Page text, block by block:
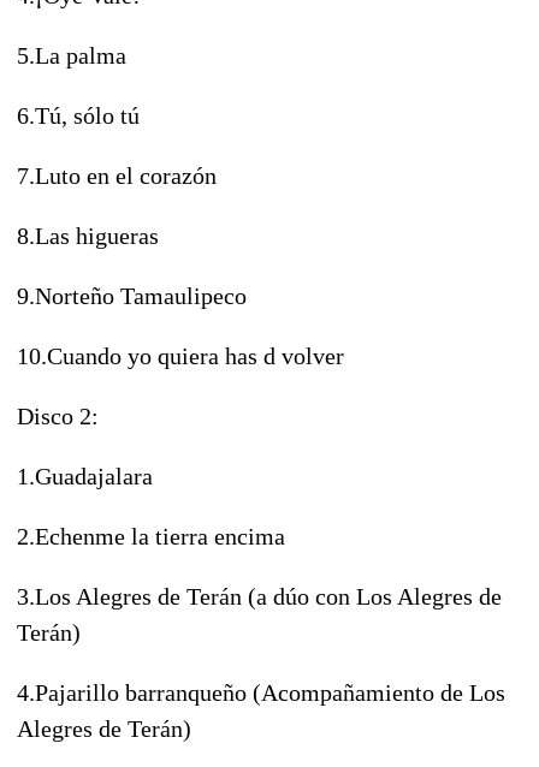
5.La palma
6.Tú, sólo tú
7.Luto en el corazón
8.Las higueras
9.Norteño Tamaulipeco
10.Cuando yo quiera has d volver
Disco 2:
1.Guadajalara
2.Echenme la tierra encima
3.Los Alegres de Terán (a dúo con Los Alegres de
Terán)
4.Pajarillo barranqueño (Acompañamiento de Los
Alegres de Terán)